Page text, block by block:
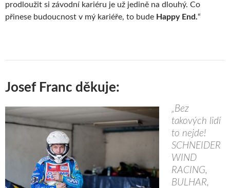
prodloužit si závodní kariéru je už jedině na dlouhý. Co
přinese budoucnost v mý kariéře, to bude Happy End.“
Josef Franc děkuje:
„Bez
takových lidí
to nejde!
SCHNEIDER
WIND
RACING,
BULHAR,